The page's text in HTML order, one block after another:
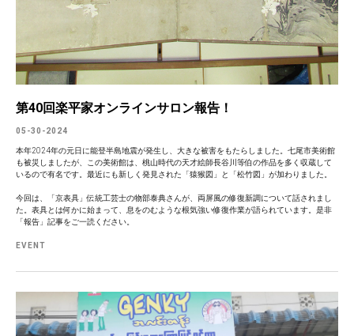
第40回楽平家オンラインサロン報告！
05-30-2024
本年2024年の元日に能登半島地震が発生し、大きな被害をもたらしました。七尾市美術館
も被災しましたが、この美術館は、桃山時代の天才絵師長谷川等伯の作品を多く収蔵して
いるので有名です。最近にも新しく発見された「猿猴図」と「松竹図」が加わりました。
今回は、「京表具」伝統工芸士の物部泰典さんが、両屏風の修復新調について話されまし
た。表具とは何かに始まって、息をのむような根気強い修復作業が語られています。是非
「報告」記事をご一読ください。
EVENT